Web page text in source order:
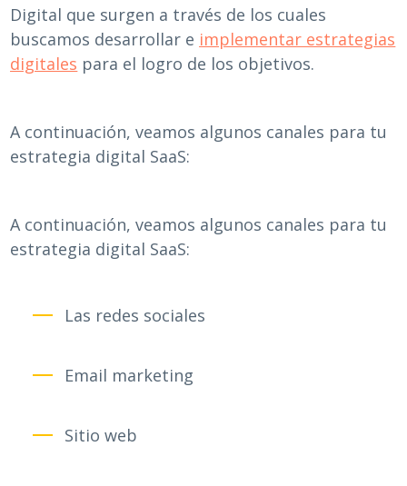
Digital que surgen a través de los cuales
buscamos desarrollar e implementar estrategias
digitales para el logro de los objetivos.
A continuación, veamos algunos canales para tu
estrategia digital SaaS:
A continuación, veamos algunos canales para tu
estrategia digital SaaS:
Las redes sociales
Email marketing
Sitio web